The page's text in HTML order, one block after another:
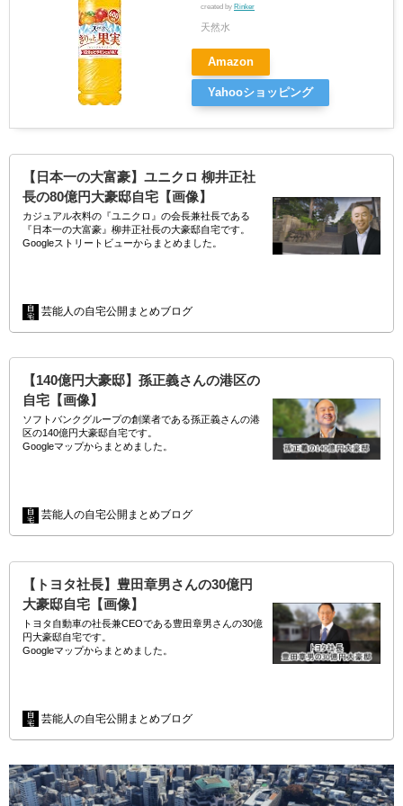
created by Rinker
天然水
Amazon
Yahooショッピング
【日本一の大富豪】ユニクロ 柳井正社
長の80億円大豪邸自宅【画像】
カジュアル衣料の『ユニクロ』の会長兼社長である
『日本一の大富豪』柳井正社長の大豪邸自宅です。
Googleストリートビューからまとめました。
この画像は『FRIDAY』で公開されました…
芸能人の自宅公開まとめブログ
【140億円大豪邸】孫正義さんの港区の
自宅【画像】
ソフトバンクグループの創業者である孫正義さんの港
区の140億円大豪邸自宅です。
Googleマップからまとめました。
芸能人の自宅公開まとめブログ
【トヨタ社長】豊田章男さんの30億円
大豪邸自宅【画像】
トヨタ自動車の社長兼CEOである豊田章男さんの30億
円大豪邸自宅です。
Googleマップからまとめました。
芸能人の自宅公開まとめブログ